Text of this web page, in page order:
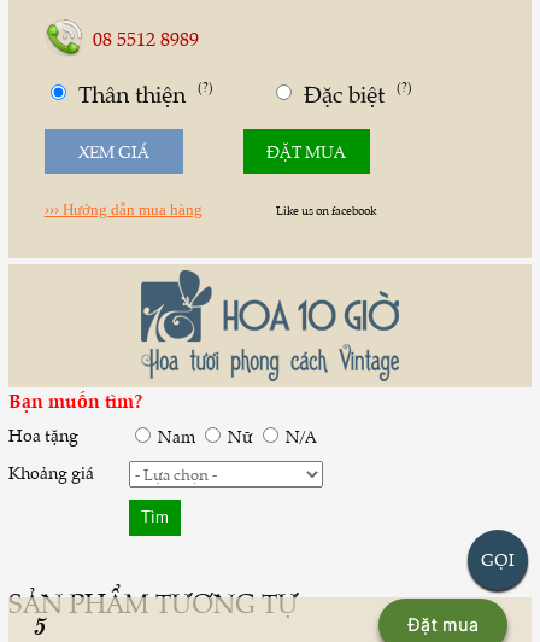
08 5512 8989
Thân thiện (?) Đặc biệt (?)
XEM GIÁ ĐẶT MUA
››› Hướng dẫn mua hàng Like us on facebook
Bạn muốn tìm?
Hoa tặng Nam Nữ
N/A
Khoảng giá
SẢN PHẨM TƯƠNG TỰ
5 Đặt mua
GỌI